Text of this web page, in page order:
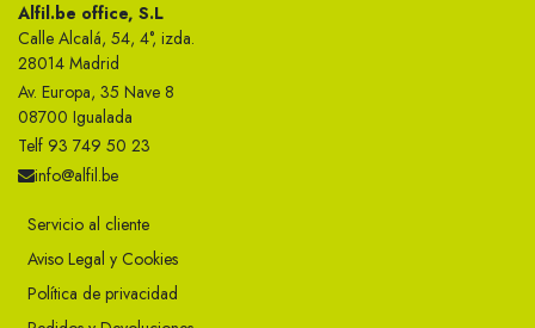
Alfil.be office, S.L
Calle Alcalá, 54, 4°, izda.
28014 Madrid
Av. Europa, 35 Nave 8
08700 Igualada
Telf 93 749 50 23
info@alfil.be
Servicio al cliente
Aviso Legal y Cookies
Política de privacidad